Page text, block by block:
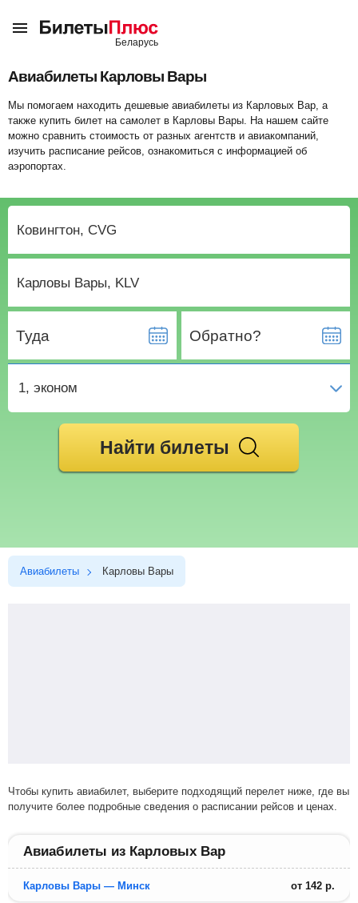
Авиабилеты Карловы Вары
Мы помогаем находить дешевые авиабилеты из Карловых Вар, а
также купить билет на самолет в Карловы Вары. На нашем сайте
можно сравнить стоимость от разных агентств и авиакомпаний,
изучить расписание рейсов, ознакомиться с информацией об
аэропортах.
Туда Обратно?
1, эконом
Найти билеты
Авиабилеты Карловы Вары
Чтобы купить авиабилет, выберите подходящий перелет ниже, где вы
получите более подробные сведения о расписании рейсов и ценах.
Авиабилеты из Карловых Вар
Карловы Вары — Минск от 142 р.